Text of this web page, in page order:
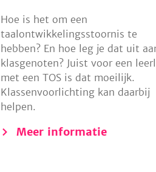
Hoe is het om een
taalontwikkelingsstoornis te
hebben? En hoe leg je dat uit
klasgenoten? Juist voor een
met een TOS is dat moeilijk.
Klassenvoorlichting kan daarbij
helpen.
Meer informatie